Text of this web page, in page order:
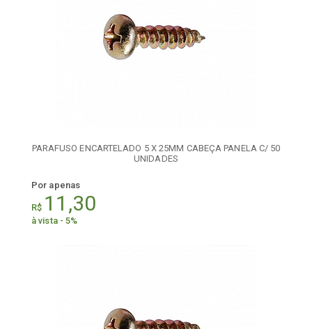
PARAFUSO ENCARTELADO 5 X 25MM CABEÇA PANELA C/ 50
UNIDADES
Por apenas
R$ 11,30
à vista - 5%